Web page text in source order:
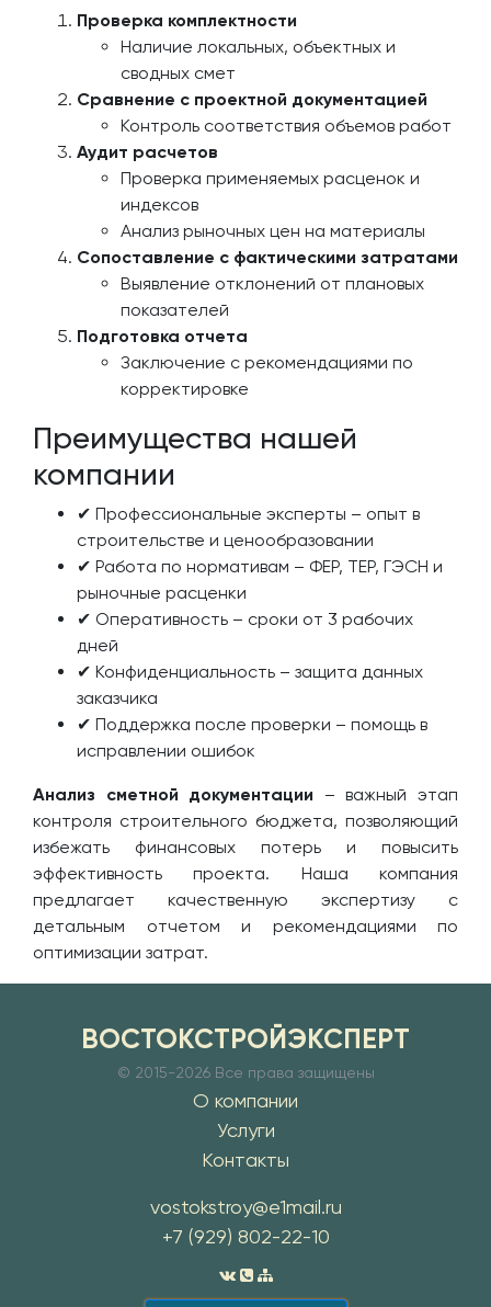
Проверка комплектности
Наличие локальных, объектных и
сводных смет
Сравнение с проектной документацией
Контроль соответствия объемов работ
Аудит расчетов
Проверка применяемых расценок и
индексов
Анализ рыночных цен на материалы
Сопоставление с фактическими затратами
Выявление отклонений от плановых
показателей
Подготовка отчета
Заключение с рекомендациями по
корректировке
Преимущества нашей
компании
✔ Профессиональные эксперты – опыт в
строительстве и ценообразовании
✔ Работа по нормативам – ФЕР, ТЕР, ГЭСН и
рыночные расценки
✔ Оперативность – сроки от 3 рабочих
дней
✔ Конфиденциальность – защита данных
заказчика
✔ Поддержка после проверки – помощь в
исправлении ошибок
Анализ сметной документации – важный этап
контроля строительного бюджета, позволяющий
избежать финансовых потерь и повысить
эффективность проекта. Наша компания
предлагает качественную экспертизу с
детальным отчетом и рекомендациями по
оптимизации затрат.
ВОСТОКСТРОЙЭКСПЕРТ
© 2015-2026 Все права защищены
О компании
Услуги
Контакты
vostokstroy@e1mail.ru
+7 (929) 802-22-10